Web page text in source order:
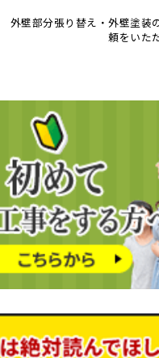
壁部分張り替え・外壁塗装
頼をいた